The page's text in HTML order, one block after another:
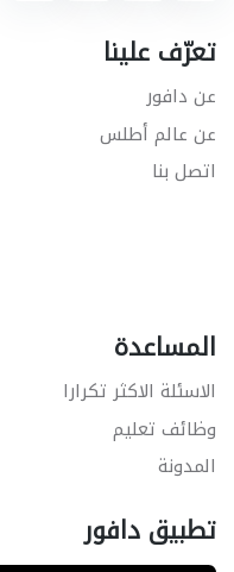
تعرّف علينا
عن دافور
عن عالم أطلس
اتصل بنا
المساعدة
الاسئلة الاكثر تكرارا
وظائف تعليم
المدونة
تطبيق دافور